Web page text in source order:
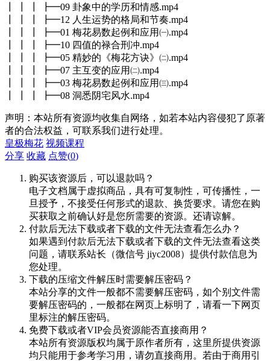
┃ ┃ ┃ ┣━09 卦象中的学历和情感.mp4
┃ ┃ ┃ ┣━12 人生运势的格局和节奏.mp4
┃ ┃ ┃ ┣━01 梅花易数起例和应用㈠.mp4
┃ ┃ ┃ ┣━10 四值的禄合刑冲.mp4
┃ ┃ ┃ ┣━05 精妙的《梅花方诀》㈡.mp4
┃ ┃ ┃ ┣━07 主互变的应用㈡.mp4
┃ ┃ ┃ ┣━03 梅花易数起例和应用㈢.mp4
┃ ┃ ┃ ┣━08 洞悉阴宅风水.mp4
声明：本站所有资源均收集自网络，如若本站内容侵犯了原著
者的合法权益，可联系我们进行处理。
皇极梅花 视频课程
分享 收藏 点赞(0)
购买该资源后，可以退款吗？
电子文档属于虚拟商品，具有可复制性，可传播性，一
旦授予，不接受任何形式的退款、换货要求。请您在购
买获取之前确认好是您所需要的资源。还请谅解。
付款后无法下载或者下载的文件无法查看怎么办？
如果遇到付款后无法下载或者下载的文件无法查看这类
问题，请联系站长（微信号 jiyc2008）提供付款信息为
您处理。
下载的压缩文件解压时需要解压密码？
本站分享的文件一般都不需要解压密码，如个别文件需
要解压密码的，一般都在网页上标明了，请看一下网页
里标注的解压密码。
免费下载或者VIP会员资源能否直接商用？
本站所有资源版权均属于原作者所有，这里所提供资源
均只能用于参考学习用，请勿直接商用。若由于商用引